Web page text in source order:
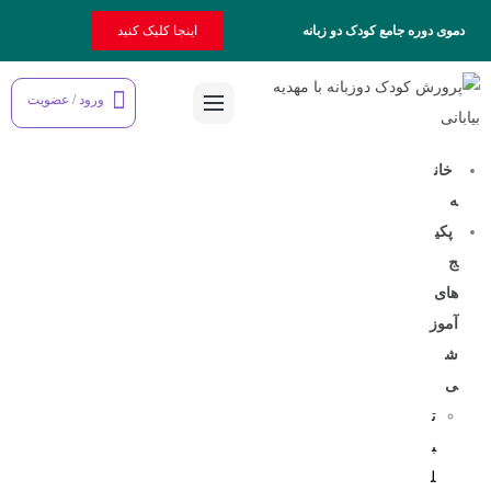
دموی دوره جامع کودک دو زبانه اینجا کلیک کنید
ورود / عضویت
خان
ه
پکی
ج
های
آموز
ش
ی
ت
ب
ل